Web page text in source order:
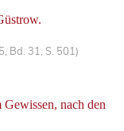
Bd. 31, S. 501)
nach den